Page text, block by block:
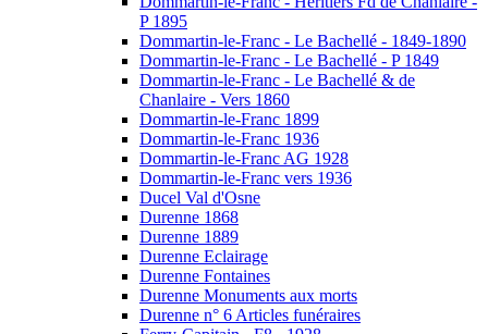
P 1895
Dommartin-le-Franc - Le Bachellé - 1849-1890
Dommartin-le-Franc - Le Bachellé - P 1849
Dommartin-le-Franc - Le Bachellé & de
Chanlaire - Vers 1860
Dommartin-le-Franc 1899
Dommartin-le-Franc 1936
Dommartin-le-Franc AG 1928
Dommartin-le-Franc vers 1936
Ducel Val d'Osne
Durenne 1868
Durenne 1889
Durenne Eclairage
Durenne Fontaines
Durenne Monuments aux morts
Durenne n° 6 Articles funéraires